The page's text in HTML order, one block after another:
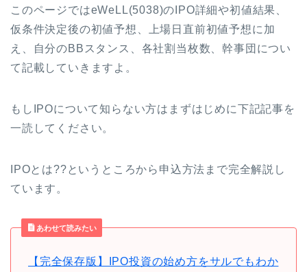
このページではeWeLL(5038)のIPO詳細や初値結果、
仮条件決定後の初値予想、上場日直前初値予想に加
え、自分のBBスタンス、各社割当枚数、幹事団につい
て記載していきますよ。
もしIPOについて知らない方はまずはじめに下記記事を
一読してください。
IPOとは??というところから申込方法まで完全解説し
ています。
あわせて読みたい
【完全保存版】IPO投資の始め方をサルでもわか